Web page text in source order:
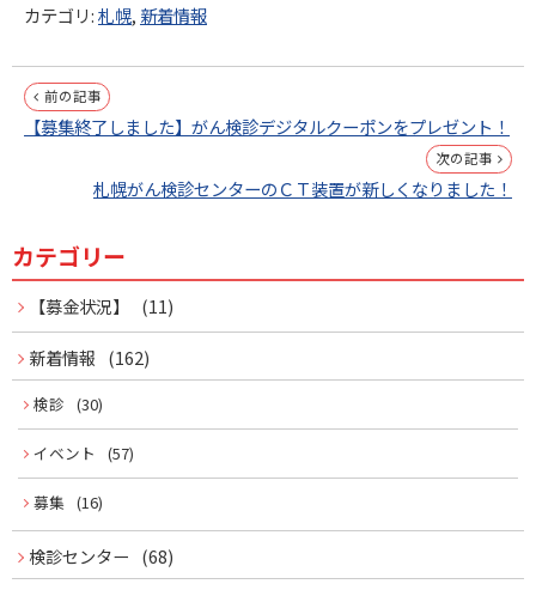
カテゴリ:札幌, 新着情報
投
稿
ゲ
ー
シ
ョ
ン
前の記事
【募集終了しました】がん検診デジタルクーポンをプレゼント！
次の記事
札幌がん検診センターのＣＴ装置が新しくなりました！
サ
イ
ド
メ
ニ
ュ
ー
カテゴリー
【募金状況】 (11)
新着情報 (162)
検診 (30)
イベント (57)
募集 (16)
検診センター (68)